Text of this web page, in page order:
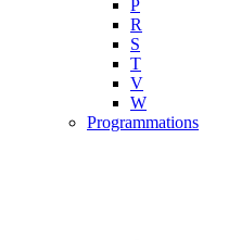
P
R
S
T
V
W
Programmations